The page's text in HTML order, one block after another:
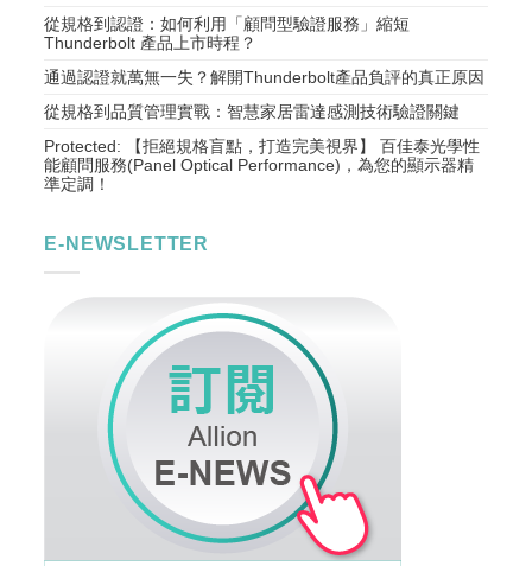
從規格到認證：如何利用「顧問型驗證服務」縮短
Thunderbolt 產品上市時程？
通過認證就萬無一失？解開Thunderbolt產品負評的真正原因
從規格到品質管理實戰：智慧家居雷達感測技術驗證關鍵
Protected: 【拒絕規格盲點，打造完美視界】 百佳泰光學性
能顧問服務(Panel Optical Performance)，為您的顯示器精
準定調！
E-NEWSLETTER